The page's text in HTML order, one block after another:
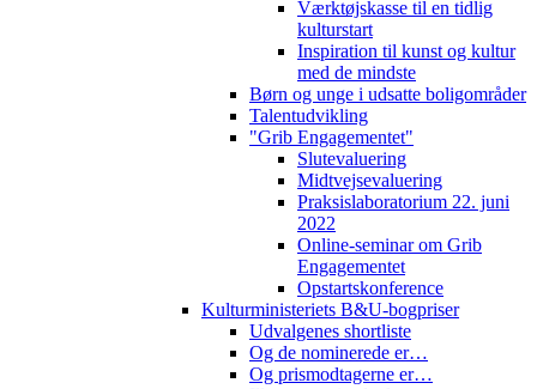
Værktøjskasse til en tidlig
kulturstart
Inspiration til kunst og kultur
med de mindste
Børn og unge i udsatte boligområder
Talentudvikling
"Grib Engagementet"
Slutevaluering
Midtvejsevaluering
Praksislaboratorium 22. juni
2022
Online-seminar om Grib
Engagementet
Opstartskonference
Kulturministeriets B&U-bogpriser
Udvalgenes shortliste
Og de nominerede er…
Og prismodtagerne er…